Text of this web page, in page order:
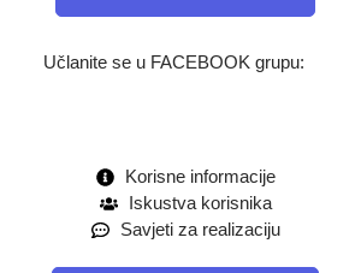
Učlanite se u FACEBOOK grupu:
Korisne informacije
Iskustva korisnika
Savjeti za realizaciju